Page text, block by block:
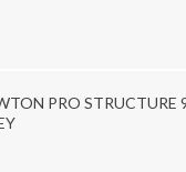
PRO STRUCTURE